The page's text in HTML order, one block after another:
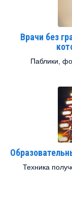
Врачи без
Паблики,
Техника